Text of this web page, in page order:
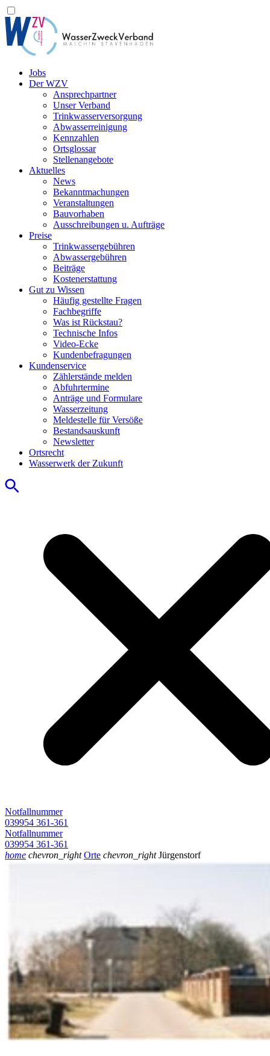
Jobs
Der WZV
Ansprechpartner
Unser Verband
Trinkwasser­versorgung
Abwasserreinigung
Kennzahlen
Ortsglossar
Stellenangebote
Aktuelles
News
Bekanntmachungen
Veranstaltungen
Bauvorhaben
Ausschreibungen u. Aufträge
Preise
Trinkwassergebühren
Abwassergebühren
Beiträge
Kostenerstattung
Gut zu Wissen
Häufig gestellte Fragen
Fachbegriffe
Was ist Rückstau?
Technische Infos
Video-Ecke
Kundenbefragungen
Kundenservice
Zählerstände melden
Abfuhrtermine
Anträge und Formulare
Wasserzeitung
Meldestelle für Versöße
Bestandsauskunft
Newsletter
Ortsrecht
Wasserwerk der Zukunft
Notfallnummer
039954 361-361
Notfallnummer
039954 361-361
home chevron_right Orte chevron_right Jürgenstorf